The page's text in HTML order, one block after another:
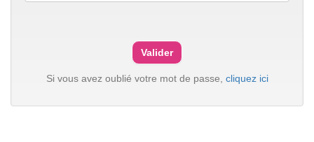
Si vous avez oublié votre mot de passe, cliquez ici